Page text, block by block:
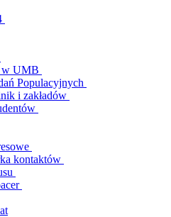
w UMB
Populacyjnych
i zakładów
kontaktów